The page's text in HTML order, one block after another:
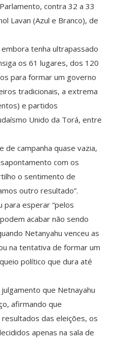
contra 32 a 33
Lavan (Azul e Branco), de
tenha ultrapassado
os 61 lugares, dos 120
para formar um governo
tradicionais, a extrema
e partidos
Unido da Torá, entre
de campanha quase vazia,
com os
o sentimento de
outro resultado”.
para esperar “pelos
acabar não sendo
Netanyahu venceu as
na tentativa de formar um
político que dura até
que Netnayahu
afirmando que
das eleições, os
apenas na sala de